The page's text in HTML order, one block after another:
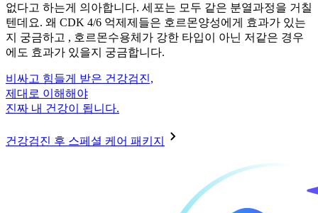
없다고 하는게 의아합니다. 세포는 모두 같은 분열과정을 거칠
텐데요. 왜 CDK 4/6 억제제들은 호르몬양성에게 효과가 있는
지 궁금하고 , 호르몬수용체가 강한 타입이 아닌 저같은 경우
에도 효과가 있을지 궁금합니다.
비싸고 힘들게 받은 건강검진,
제대로 이해해야
진짜 내 건강이 됩니다.
건강검진 후 스페셜 케어 패키지